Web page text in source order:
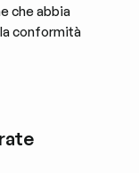
che abbia
conformità